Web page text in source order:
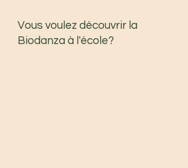
Vous voulez découvrir la
Biodanza à l'école?